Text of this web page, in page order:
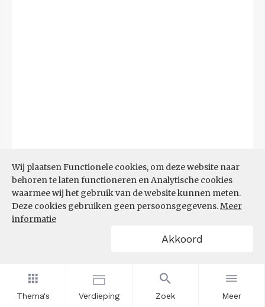
Thema's Verdieping Zoek Meer
Wij plaatsen Functionele cookies, om deze website naar
behoren te laten functioneren en Analytische cookies
waarmee wij het gebruik van de website kunnen meten.
Deze cookies gebruiken geen persoonsgegevens.Meer
informatie
Akkoord